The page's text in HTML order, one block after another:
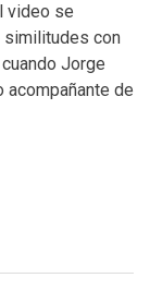
video se
similitudes con
Jorge
acompañante de